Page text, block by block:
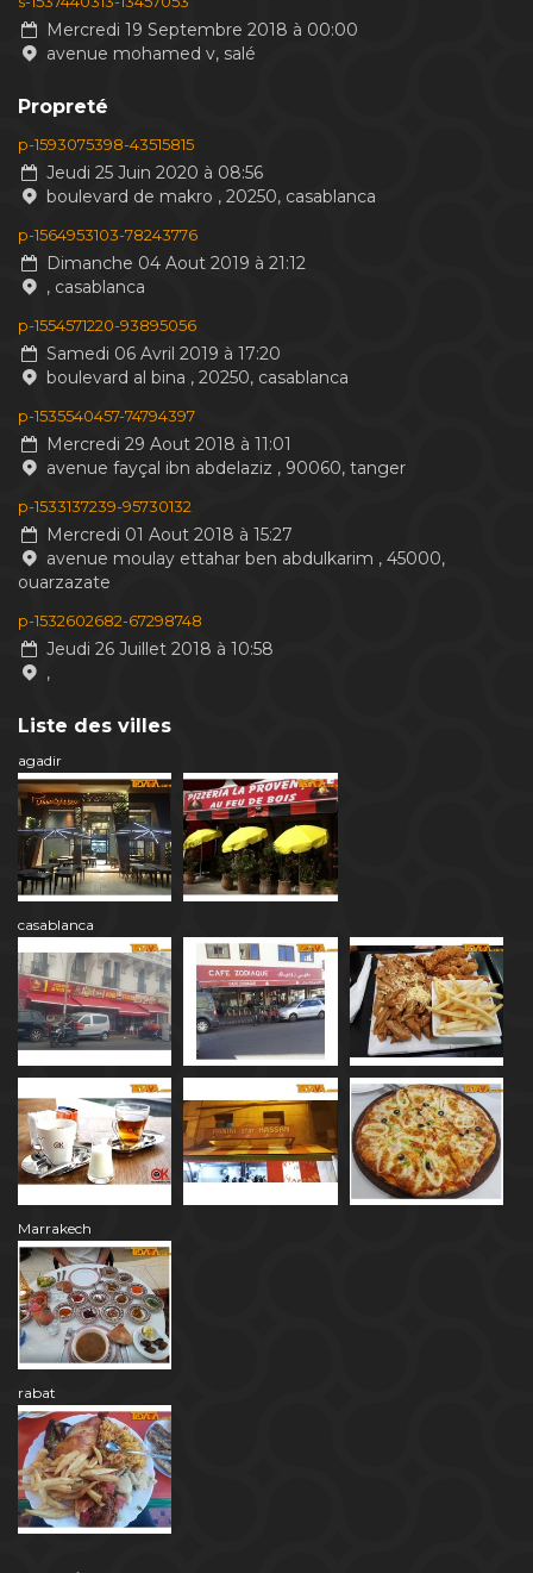
Mercredi 19 Septembre 2018 à 00:00
avenue mohamed v, salé
Propreté
p-1593075398-43515815
Jeudi 25 Juin 2020 à 08:56
boulevard de makro , 20250, casablanca
p-1564953103-78243776
Dimanche 04 Aout 2019 à 21:12
, casablanca
p-1554571220-93895056
Samedi 06 Avril 2019 à 17:20
boulevard al bina , 20250, casablanca
p-1535540457-74794397
Mercredi 29 Aout 2018 à 11:01
avenue fayçal ibn abdelaziz , 90060, tanger
p-1533137239-95730132
Mercredi 01 Aout 2018 à 15:27
avenue moulay ettahar ben abdulkarim , 45000,
ouarzazate
p-1532602682-67298748
Jeudi 26 Juillet 2018 à 10:58
,
Liste des villes
agadir
casablanca
Marrakech
rabat